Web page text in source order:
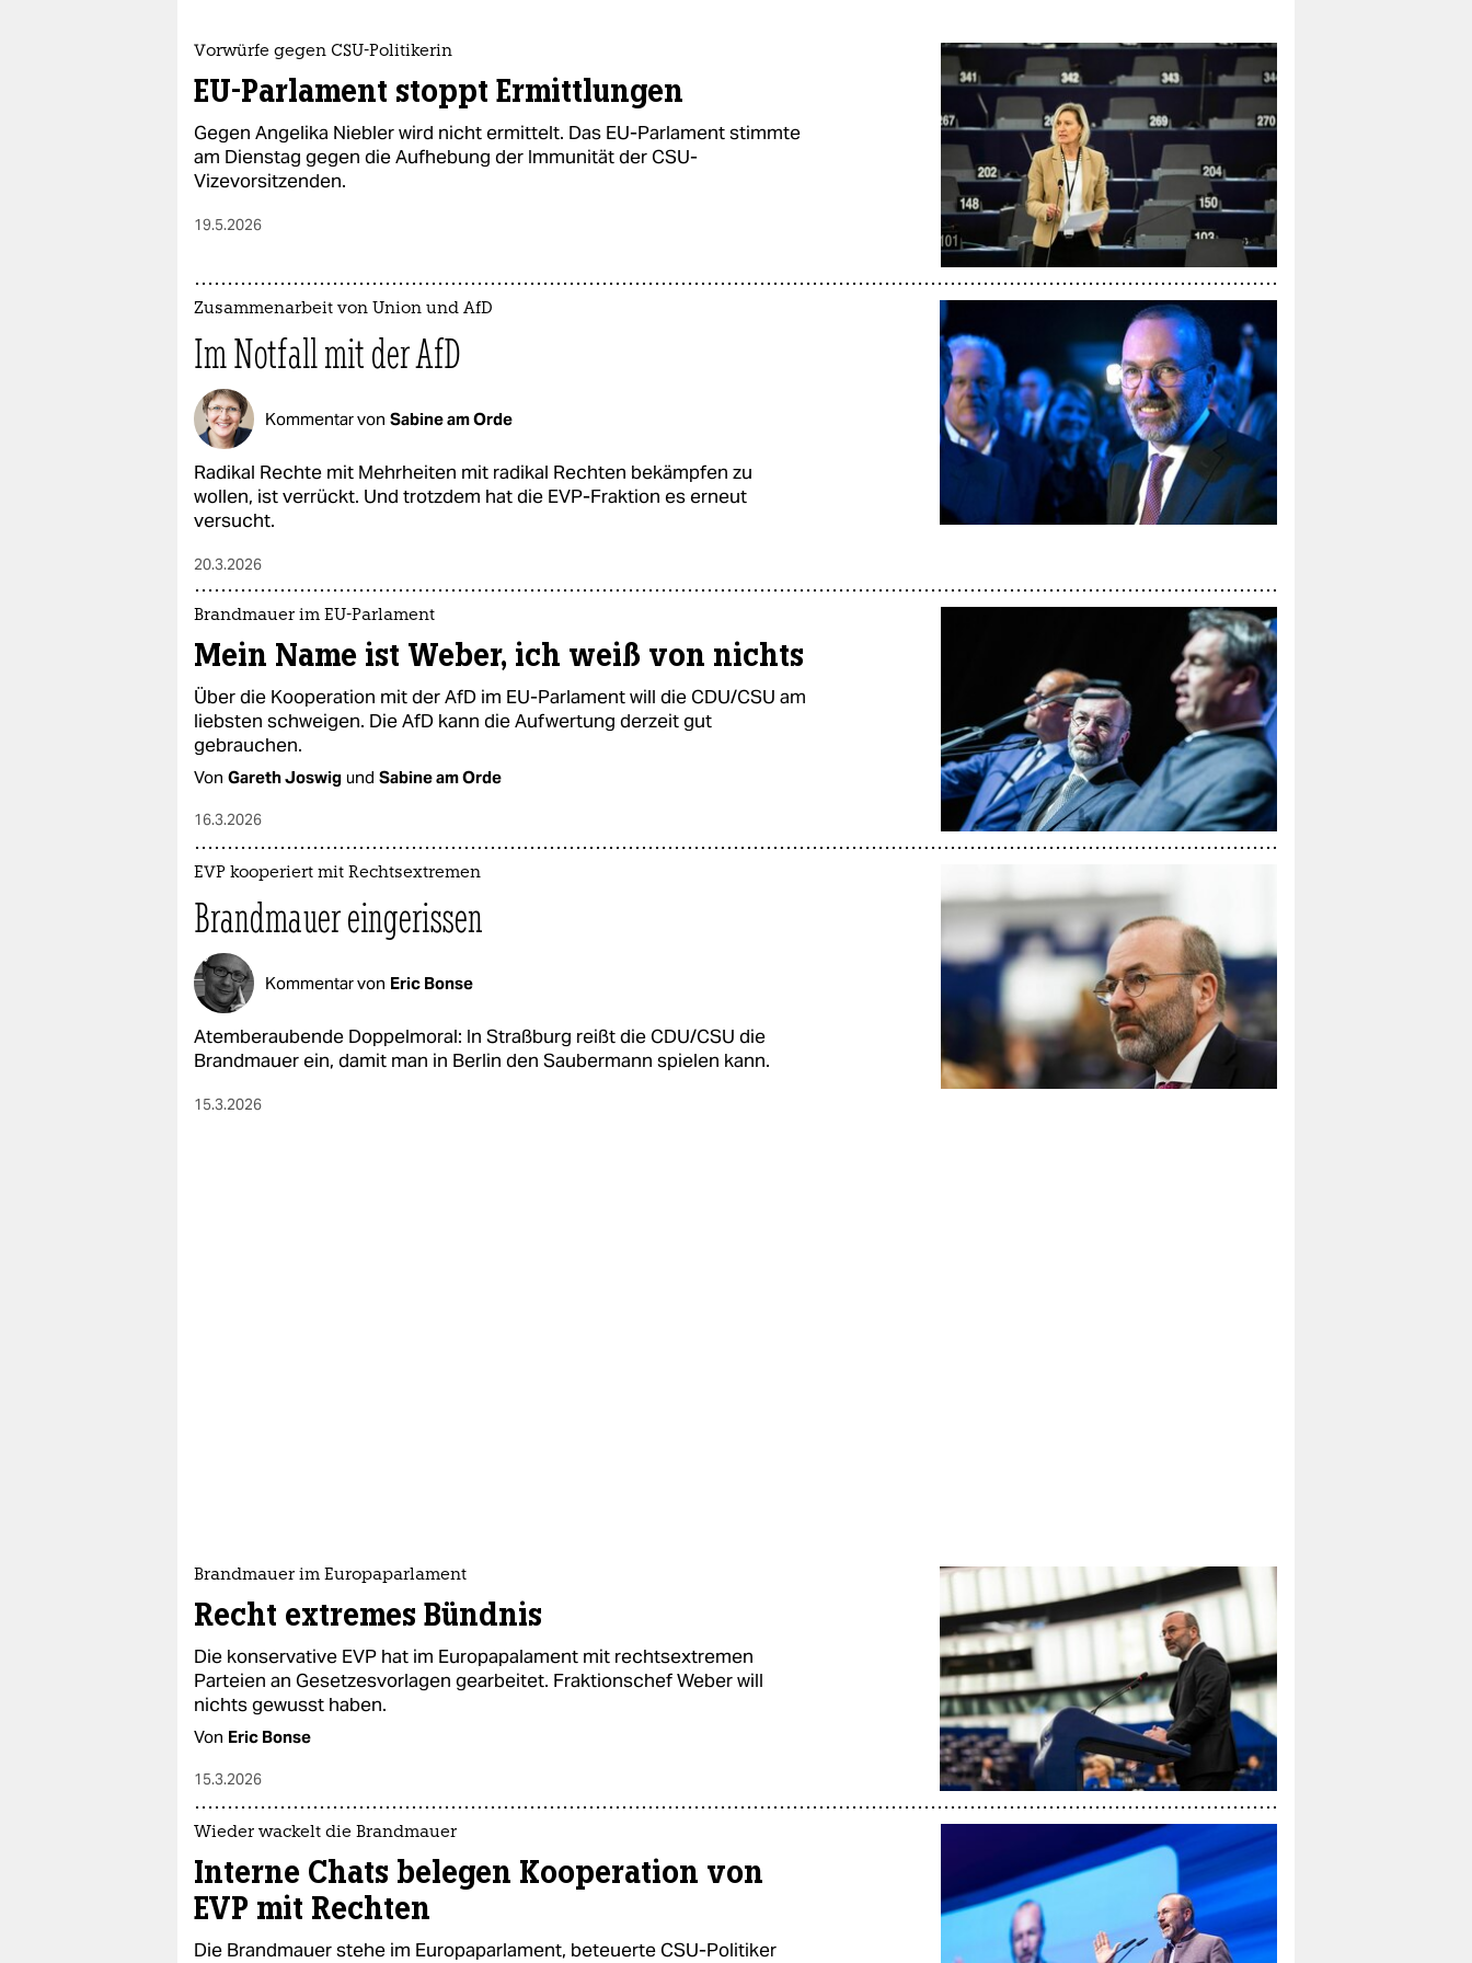
Vorwürfe gegen CSU-Politikerin
EU-Parlament stoppt Ermittlungen
Gegen Angelika Niebler wird nicht ermittelt. Das EU-Parlament stimmte
am Dienstag gegen die Aufhebung der Immunität der CSU-
Vizevorsitzenden.
19.5.2026
Zusammenarbeit von Union und AfD
Im Notfall mit der AfD
Kommentar von Sabine am Orde
Radikal Rechte mit Mehrheiten mit radikal Rechten bekämpfen zu
wollen, ist verrückt. Und trotzdem hat die EVP-Fraktion es erneut
versucht.
20.3.2026
Brandmauer im EU-Parlament
Mein Name ist Weber, ich weiß von nichts
Über die Kooperation mit der AfD im EU-Parlament will die CDU/CSU am
liebsten schweigen. Die AfD kann die Aufwertung derzeit gut
gebrauchen.
Von Gareth Joswig und Sabine am Orde
16.3.2026
EVP kooperiert mit Rechtsextremen
Brandmauer eingerissen
Kommentar von Eric Bonse
Atemberaubende Doppelmoral: In Straßburg reißt die CDU/CSU die
Brandmauer ein, damit man in Berlin den Saubermann spielen kann.
15.3.2026
Brandmauer im Europaparlament
Recht extremes Bündnis
Die konservative EVP hat im Europapalament mit rechtsextremen
Parteien an Gesetzesvorlagen gearbeitet. Fraktionschef Weber will
nichts gewusst haben.
Von Eric Bonse
15.3.2026
Wieder wackelt die Brandmauer
Interne Chats belegen Kooperation von
EVP mit Rechten
Die Brandmauer stehe im Europaparlament, beteuerte CSU-Politiker